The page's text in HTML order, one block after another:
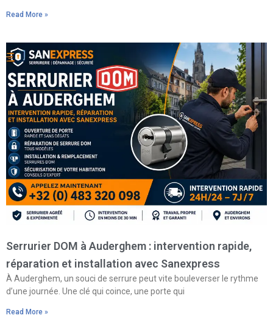
Read More »
Serrurier DOM à Auderghem : intervention rapide,
réparation et installation avec Sanexpress
À Auderghem, un souci de serrure peut vite bouleverser le rythme
d’une journée. Une clé qui coince, une porte qui
Read More »